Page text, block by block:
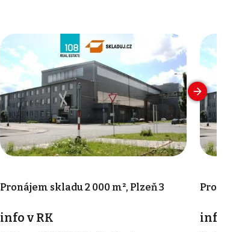
Pronájem skladu 2 000 m², Plzeň 3
info v RK info v